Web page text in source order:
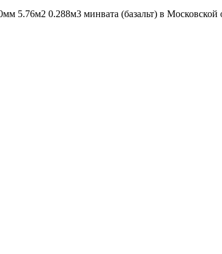
5.76м2 0.288м3 минвата (базальт) в Московской